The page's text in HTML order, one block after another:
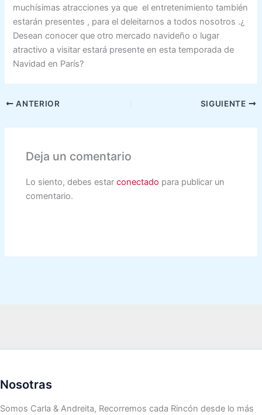
muchísimas atracciones ya que el entretenimiento también
estarán presentes , para el deleitarnos a todos nosotros .¿
Desean conocer que otro mercado navideño o lugar
atractivo a visitar estará presente en esta temporada de
Navidad en París?
ANTERIOR SIGUIENTE
Deja un comentario
Lo siento, debes estarconectado para publicar un
comentario.
Nosotras
Somos Carla & Andreita, Recorremos cada Rincón desde lo más